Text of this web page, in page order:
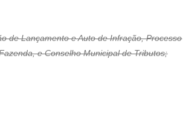
de Lançamento e Auto de Infração, Processo
e Conselho Municipal de Tributos;